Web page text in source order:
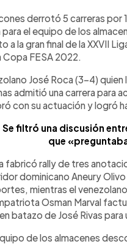
artículo
derrotó 5 carreras por
el equipo de los
a la gran final de la XXVII
FESA 2022.
José Roca (3-4)
admitió una carrera para
con su actuación y logró
Se filtró una discusión
que
fabricó rally de tres
dominicano Aneury
mientras el
Osman Marval
batazo de José Rivas para
de los almacenes